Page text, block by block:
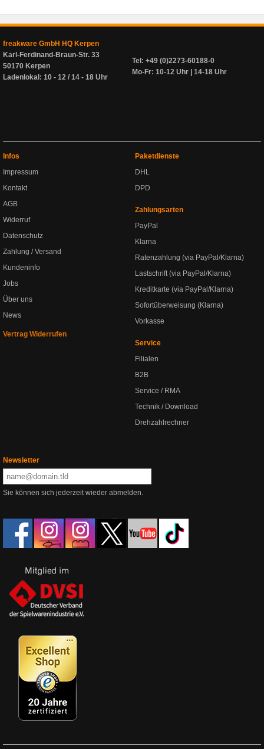
freakware GmbH HQ Kerpen
Karl-Ferdinand-Braun-Str. 33
50170 Kerpen
Ladenlokal: 10 - 12 / 14 - 18 Uhr
Tel: +49 (0)2273-60188-0
Mo-Fr: 10-12 Uhr | 14-18 Uhr
Infos
Impressum
Kontakt
AGB
Widerruf
Datenschutz
Zahlung / Versand
Kundeninfo
Jobs
Über uns
News
Vertrag Widerrufen
Paketdienste
DHL
DPD
Zahlungsarten
PayPal
Klarna
Ratenzahlung (via PayPal/Klarna)
Lastschrift (via PayPal/Klarna)
Kreditkarte (via PayPal/Klarna)
Sofortüberweisung (Klarna)
Vorkasse
Service
Filialen
B2B
Service / RMA
Technik / Download
Drehzahlrechner
Newsletter
Sie können sich jederzeit wieder abmelden.